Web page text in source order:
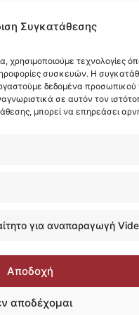
Συγκατάθεσης
χρησιμοποιούμε τεχνολογίες
συσκευών. Η
δεδομένα
σε αυτόν τον
μπορεί να επηρεάσει
για αναπαραγωγή
Αποδοχή
αποδέχομαι